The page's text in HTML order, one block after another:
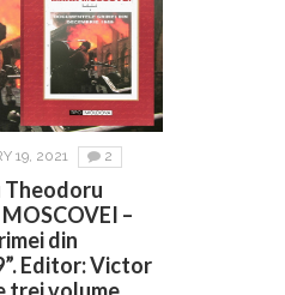
19, 2021 2
Theodoru
–
din
Editor: Victor